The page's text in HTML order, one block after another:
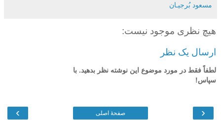
مسعود بُرجيـان
هیچ نظری موجود نیست:
ارسال یک نظر
لطفاً فقط در مورد موضوع این نوشته نظر بدهید. با
سپاس!
‹
› صفحهٔ اصلی